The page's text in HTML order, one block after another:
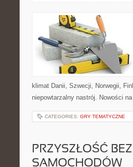
klimat Danii, Szwecji, Norwegii,
niepowtarzalny nastrój. Nowości
CATEGORIES: GRY TEMATYCZNE
PRZYSZŁOŚĆ
SAMOCHODÓW